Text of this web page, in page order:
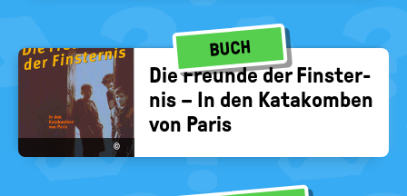
BUCH
©
Die Freun­de der Fins­ter­
nis – In den Ka­ta­kom­ben
von Paris